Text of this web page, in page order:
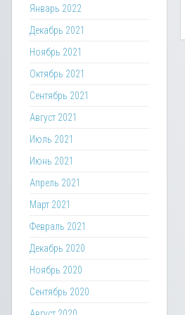
Январь 2022
Декабрь 2021
Ноябрь 2021
Октябрь 2021
Сентябрь 2021
Август 2021
Июль 2021
Июнь 2021
Апрель 2021
Март 2021
Февраль 2021
Декабрь 2020
Ноябрь 2020
Сентябрь 2020